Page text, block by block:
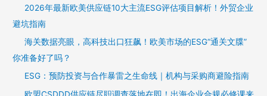
2026年最新欧美供应链10大主流ESG评估项目解析！外贸企业
避坑指南
海关数据亮眼，高科技出口狂飙！欧美市场的ESG“通关文牒”
你准备好了吗？
ESG：预防投资与合作暴雷之生命线｜机构与采购商避险指南